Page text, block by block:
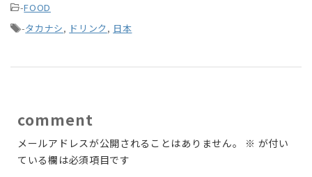
-FOOD
-タカナシ, ドリンク, 日本
comment
メールアドレスが公開されることはありません。 ※ が付い
ている欄は必須項目です